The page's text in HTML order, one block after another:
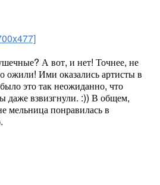
А вот, и нет! Точнее, не
ожили! Ими оказались артисты в
это так неожиданно, что
даже взвизгнули. :)) В общем,
мельница понравилась в